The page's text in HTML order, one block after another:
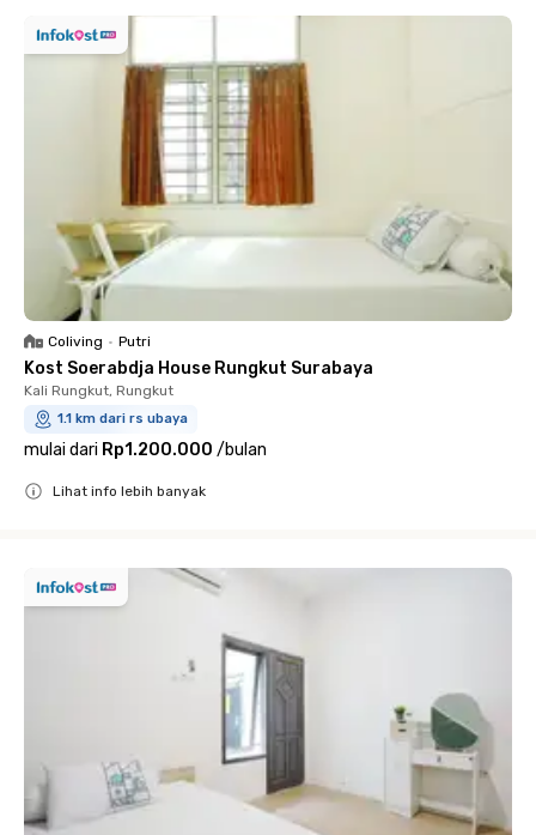
Coliving • Putri
Kost Soerabdja House Rungkut Surabaya
Kali Rungkut, Rungkut
1.1 km dari rs ubaya
mulai dari Rp1.200.000 /bulan
Lihat info lebih banyak